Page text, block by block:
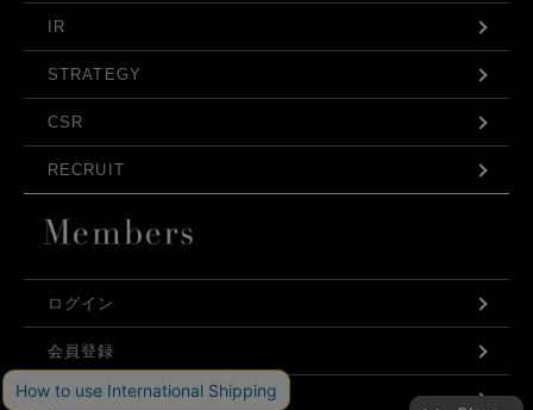
IR
STRATEGY
CSR
RECRUIT
ログイン
会員登録
利用規約